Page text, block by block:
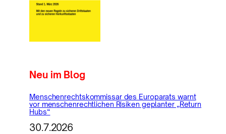
Neu im Blog
Menschenrechtskommissar des Europarats warnt
vor menschenrechtlichen Risiken geplanter „Return
Hubs“
30.7.2026